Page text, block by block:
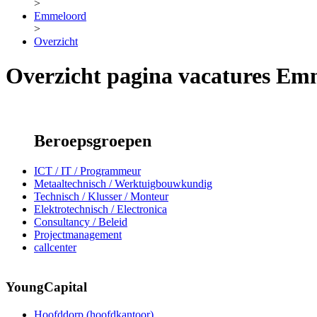
>
Emmeloord
>
Overzicht
Overzicht pagina vacatures
Beroepsgroepen
ICT / IT / Programmeur
Metaaltechnisch / Werktuigbouwkundig
Technisch / Klusser / Monteur
Elektrotechnisch / Electronica
Consultancy / Beleid
Projectmanagement
callcenter
YoungCapital